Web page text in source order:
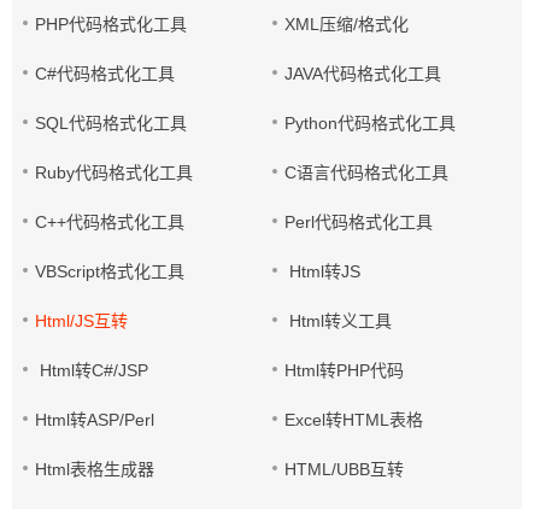
PHP代码格式化工具 XML压缩/格式化
C#代码格式化工具 JAVA代码格式化工具
SQL代码格式化工具 Python代码格式化工具
Ruby代码格式化工具 C语言代码格式化工具
C++代码格式化工具 Perl代码格式化工具
VBScript格式化工具 Html转JS
Html/JS互转 Html转义工具
Html转C#/JSP Html转PHP代码
Html转ASP/Perl Excel转HTML表格
Html表格生成器 HTML/UBB互转